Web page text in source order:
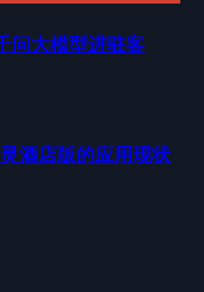
问大模型进驻客
酒店版的应用现状